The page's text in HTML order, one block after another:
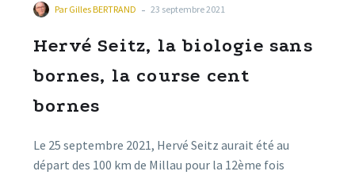
Par Gilles BERTRAND - 23 septembre 2021
Hervé Seitz, la biologie sans
bornes, la course cent
bornes
Le 25 septembre 2021, Hervé Seitz aurait été au
départ des 100 km de Millau pour la 12ème fois